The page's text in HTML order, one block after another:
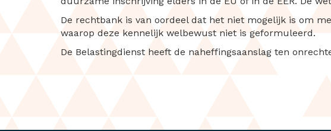
De rechtbank is van oordeel dat het niet mogelijk is om
waarop deze kennelijk welbewust niet is geformuleerd.
De Belastingdienst heeft de naheffingsaanslag ten